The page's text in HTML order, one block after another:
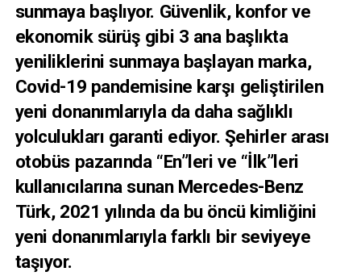
sunmaya başlıyor. Güvenlik, konfor ve
ekonomik sürüş gibi 3 ana başlıkta
yeniliklerini sunmaya başlayan marka,
Covid-19 pandemisine karşı geliştirilen
yeni donanımlarıyla da daha sağlıklı
yolculukları garanti ediyor. Şehirler arası
otobüs pazarında “En”leri ve “İlk”leri
kullanıcılarına sunan Mercedes-Benz
Türk, 2021 yılında da bu öncü kimliğini
yeni donanımlarıyla farklı bir seviyeye
taşıyor.